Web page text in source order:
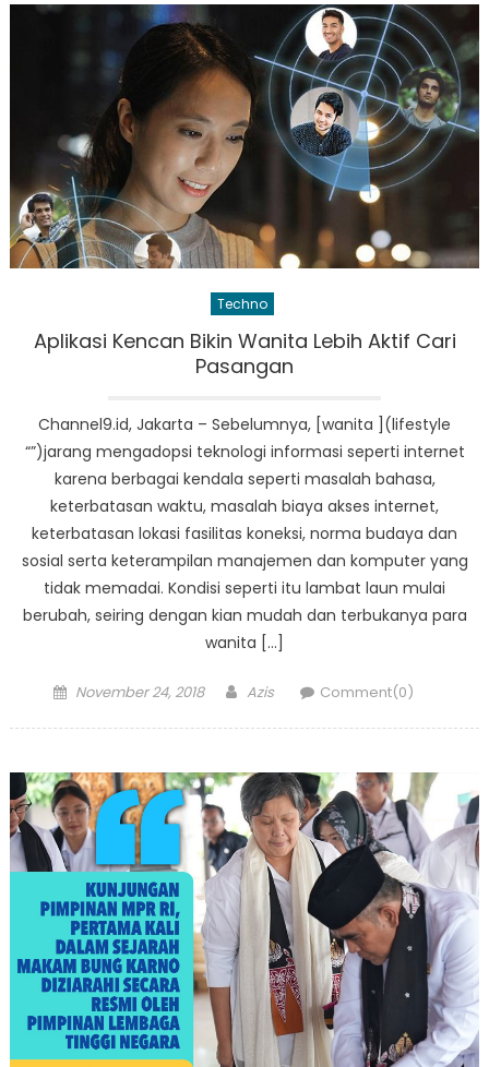
Techno
Aplikasi Kencan Bikin Wanita Lebih Aktif Cari
Pasangan
Channel9.id, Jakarta – Sebelumnya, [wanita ](lifestyle
“”)jarang mengadopsi teknologi informasi seperti internet
karena berbagai kendala seperti masalah bahasa,
keterbatasan waktu, masalah biaya akses internet,
keterbatasan lokasi fasilitas koneksi, norma budaya dan
sosial serta keterampilan manajemen dan komputer yang
tidak memadai. Kondisi seperti itu lambat laun mulai
berubah, seiring dengan kian mudah dan terbukanya para
wanita […]
Posted
November 24, 2018 Author
Azis Comment(0)